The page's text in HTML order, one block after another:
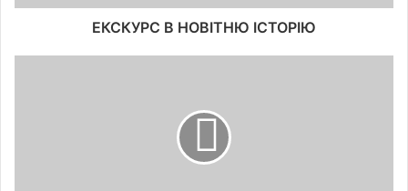
ЕКСКУРС В НОВІТНЮ ІСТОРІЮ